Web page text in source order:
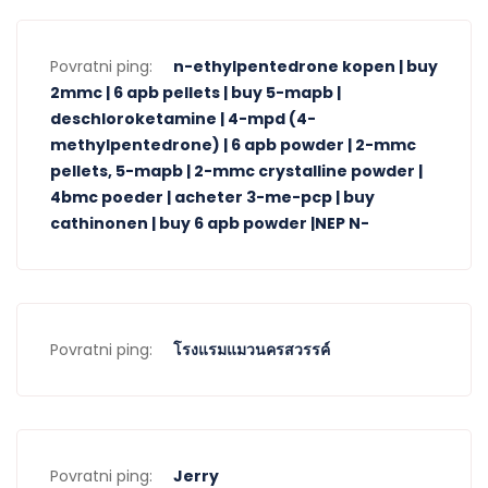
Povratni ping:
n-ethylpentedrone kopen | buy
2mmc | 6 apb pellets | buy 5-mapb |
deschloroketamine | 4-mpd (4-
methylpentedrone) | 6 apb powder | 2-mmc
pellets, 5-mapb | 2-mmc crystalline powder |
4bmc poeder | acheter 3-me-pcp | buy
cathinonen | buy 6 apb powder |NEP N-
Povratni ping: โรงแรมแมวนครสวรรค์
Povratni ping: Jerry